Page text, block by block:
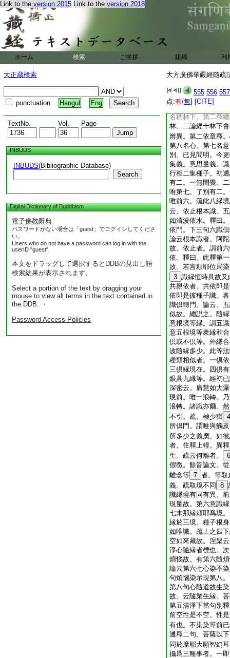
Link to the version 2015 Link to the version 2018
ホーム 検索 ご挨拶 組織 利
大正蔵検索
punctuation Hangul Eng
TextNo. Vol. Page
INBUDS
INBUDS(Bibliographic Database)
Search
Digital Dictionary of Buddhism
電子佛教辭典
パスワードがない場合は「guest」でログインしてくださ
い。
Users who do not have a password can log in with the
userID "guest".
本文をドラッグして選択するとDDBの見出し語
検索結果が表示されます。
Select a portion of the text by dragging your
mouse to view all terms in the text contained in
the DDB. ・
Password Access Policies
大方廣佛華嚴經隨疏
555 556 557
点:有/無] [CITE]
須約時。合云根等
論復字。以前釋三
亦也。二約何 32
下信等二字。五如
似 34
以性欲但明
無之。疏若相似 35
聚亦由上四生故。
36
詺解下。
名稠林下。第二釋
林。二論經十林下
辨異。第二依章釋
第八名心。第七名
別。已見問明。今
集義。意思量義。
行相二集種子。初
有二。一無間覺。
唯第七。了別有二
唯前六。疏此八縁
云。依止根本識。
如濤波依水。釋曰
依門。下三句六識
論云根本識者。阿
故。依止者。謂前
依。釋曰。此釋第
故。若言頼耶位局
3 識縁恒時具故
共親依者。共依即
依即是彼種子識。
識倶轉門。論云。
似故。總説之。隨
意根境等縁。謂五
意五根境等衆縁和
倶或不倶等。外縁
波隨縁多少。此等
種類相似者。一倶
三倶縁現在。四倶
眼具九縁等。經初
深密云。廣慧如大
現前。唯一浪轉。
浪轉。諸識亦爾。
不引。疏。極少猶 4
所倶門。謂唯與觸
所多少之義廣。如
者。住釋上輕。異
生。疏云何離者。
6
假徴。餘皆論文。
離念等 7 者。等取
義。疏取境不同
8
識縁境有同有異。
現量故。第六意識
七末那縁頼耶爲境
縁於三境。種子根
如唯識。疏上之四
空如來藏故。涅槃
淨心隨縁者標也。
煩惱故。有第六隨
論云第六七心染不
句煩惱染示現第八
第八句心隨道故生
故。云隨業生縁。
第五清淨下當句別
前空性是不空。性
有也。不染染等前
通釋二句。菩薩以
同於摩耶大願智幻
攝爲三種事者。一